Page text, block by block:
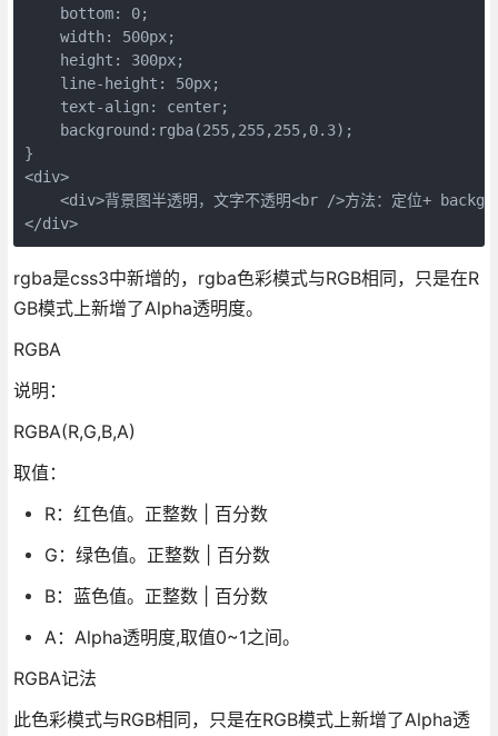
    bottom: 0;
    width: 500px;
    height: 300px;
    line-height: 50px;
    text-align: center;
    background:rgba(255,255,255,0.3);
}
<div>
<div>背景图半透明，文字不透明<br />方法：定位+
</div>
rgba是css3中新增的，rgba色彩模式与RGB相同，只是在R
GB模式上新增了Alpha透明度。
RGBA
说明：
RGBA(R,G,B,A)
取值：
R：红色值。正整数 | 百分数
G：绿色值。正整数 | 百分数
B：蓝色值。正整数 | 百分数
A：Alpha透明度,取值0~1之间。
RGBA记法
此色彩模式与RGB相同，只是在RGB模式上新增了Alpha透